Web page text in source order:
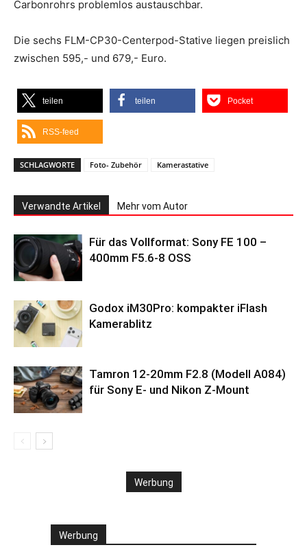
Carbonrohrs problemlos austauschbar.
Die sechs FLM-CP30-Centerpod-Stative liegen preislich
zwischen 595,- und 679,- Euro.
teilen teilen Pocket
RSS-feed
SCHLAGWORTE Foto- Zubehör Kamerastative
Verwandte Artikel Mehr vom Autor
Für das Vollformat: Sony FE 100 –
400mm F5.6-8 OSS
Godox iM30Pro: kompakter iFlash
Kamerablitz
Tamron 12-20mm F2.8 (Modell A084)
für Sony E- und Nikon Z-Mount
Werbung
Werbung